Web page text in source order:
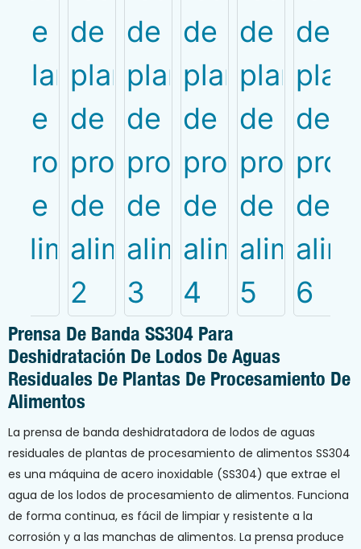
Prensa De Banda SS304 Para
Deshidratación De Lodos De Aguas
Residuales De Plantas De Procesamiento De
Alimentos
La prensa de banda deshidratadora de lodos de aguas
residuales de plantas de procesamiento de alimentos SS304
es una máquina de acero inoxidable (SS304) que extrae el
agua de los lodos de procesamiento de alimentos. Funciona
de forma continua, es fácil de limpiar y resistente a la
corrosión y a las manchas de alimentos. La prensa produce